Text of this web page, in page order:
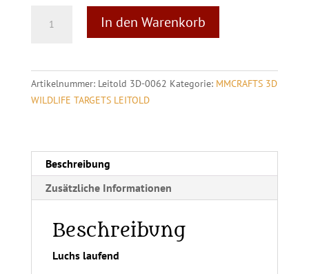
laufend
Menge
In den Warenkorb
r
e
:
Artikelnummer: Leitold 3D-0062 Kategorie: MMCRAFTS 3D
WILDLIFE TARGETS LEITOLD
Beschreibung
Zusätzliche Informationen
Beschreibung
Luchs laufend